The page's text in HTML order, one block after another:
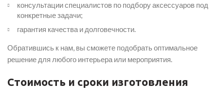
консультации специалистов по подбору аксессуаров под
конкретные задачи;
гарантия качества и долговечности.
Обратившись к нам, вы сможете подобрать оптимальное
решение для любого интерьера или мероприятия.
Стоимость и сроки изготовления